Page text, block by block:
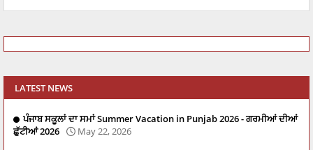
LATEST NEWS
ਪੰਜਾਬ ਸਕੂਲਾਂ ਦਾ ਸਮਾਂ Summer Vacation in Punjab 2026 - ਗਰਮੀਆਂ ਦੀਆਂ
ਛੁੱਟੀਆਂ 2026
May 22, 2026